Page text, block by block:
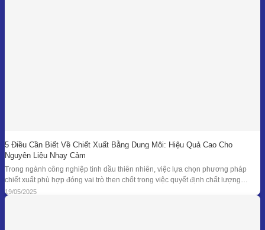
5 Điều Cần Biết Về Chiết Xuất Bằng Dung Môi: Hiệu Quả Cao Cho
Nguyên Liệu Nhạy Cảm
Trong ngành công nghiệp tinh dầu thiên nhiên, việc lựa chọn phương pháp
chiết xuất phù hợp đóng vai trò then chốt trong việc quyết định chất lượng
thành phẩm – đặc biệt là đối với những loại nguyên liệu cao cấp và nhạy cảm.
Khi các phương pháp truyền thống như chưng cất lôi
19/05/2025